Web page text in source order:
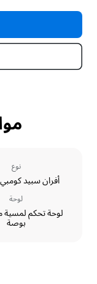
نوع
أفران سبيد كومبي
لوحة
بوصة